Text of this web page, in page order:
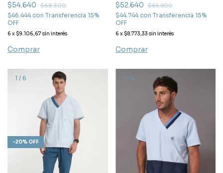
$54.640 $68.300
$46.444 con Transferencia 15%
OFF
6 x $9.106,67 sin interés
Comprar
$52.640 $65.800
$44.744 con Transferencia 15%
OFF
6 x $8.773,33 sin interés
Comprar
1 / 6
-20% OFF
1 / 4